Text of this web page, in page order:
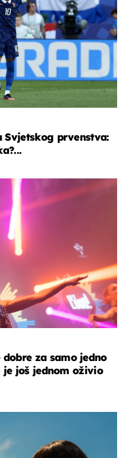
prvenstva:
dobre za samo jedno
još jednom oživio